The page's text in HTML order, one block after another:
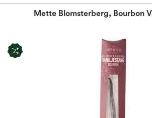
Mette Blomsterberg, Bourbon